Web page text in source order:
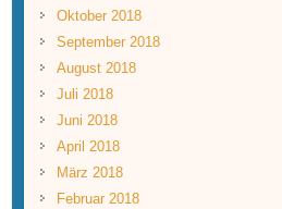
Oktober 2018
September 2018
August 2018
Juli 2018
Juni 2018
April 2018
März 2018
Februar 2018